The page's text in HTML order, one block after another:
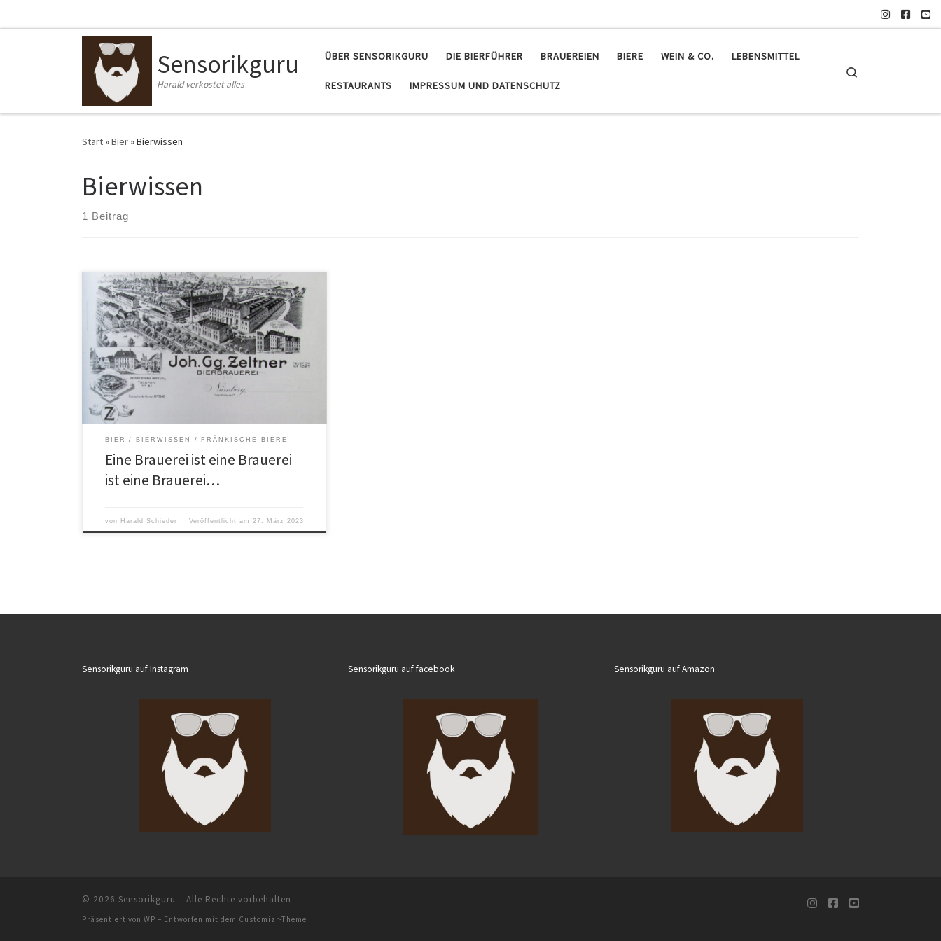
Sensorikguru
Harald verkostet alles
ÜBER SENSORIKGURU DIE BIERFÜHRER BRAUEREIEN BIERE WEIN & CO. LEBENSMITTEL
RESTAURANTS IMPRESSUM UND DATENSCHUTZ
Start»Bier»Bierwissen
Bierwissen
1 Beitrag
Aktuelle Entwicklungen in der Nürnberger
Brauereilandschaft
BIER BIERWISSEN FRÄNKISCHE BIERE
Eine Brauerei ist eine Brauerei
ist eine Brauerei…
von Harald Schieder Veröffentlicht am 27. März 2023
Sensorikguru auf Instagram Sensorikguru auf facebook Sensorikguru auf Amazon
© 2026 Sensorikguru – Alle Rechte vorbehalten
Präsentiert von WP – Entworfen mit dem Customizr-Theme